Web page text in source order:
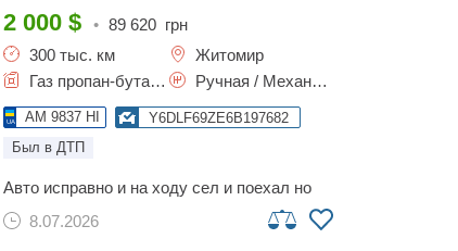
2 000 $ • 89 620 грн
300 тыс. км
Житомир
Газ пропан-бутан / Бензин, 2 л.
Ручная / Механика
AM 9837 HI
Y6DLF69ZE6B197682
Был в ДТП
авто исправно и на ходу сел и поехал но
есть нюансы по кузову фары новые и
ходовая, а двигатель обслужен также если
8.07.2026